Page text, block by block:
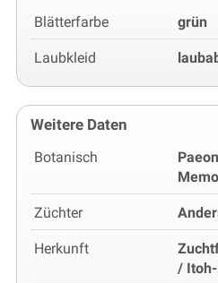
Blätterfarbe grün
Laubkleid
Weitere Daten
Botanisch
Züchter
Herkunft
/